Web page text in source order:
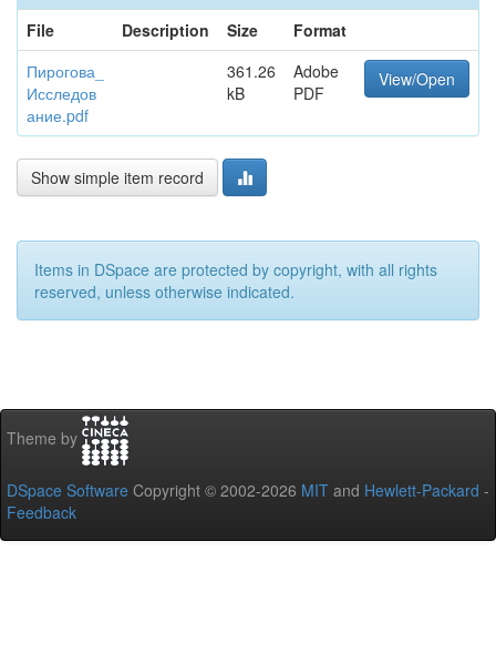
File
Description Size
Format
Пирогова_
Исследов
ание.pdf
361.26
kB
Adobe
PDF
View/Open
Show simple item record
Items in DSpace are protected by copyright, with all rights
reserved, unless otherwise indicated.
Theme by
DSpace Software Copyright © 2002-2026 MIT and Hewlett-Packard -
Feedback